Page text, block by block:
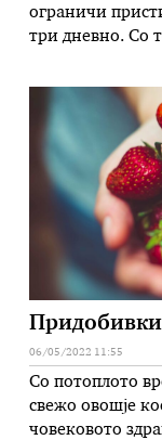
ограничи
три дневно. Со
шпански
може да биде
Туризмот
Придобивки
06/05/2022 11:55
Со потоплото
свежо овошје
човековото